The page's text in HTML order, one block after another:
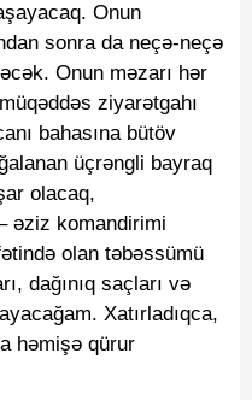
Onun
sonra da neçə-neçə
Onun məzarı hər
ziyarətgahı
bahasına bütöv
üçrəngli bayraq
olacaq,
əziz komandirimi
olan təbəssümü
dağınıq saçları və
Xatırladıqca,
həmişə qürur